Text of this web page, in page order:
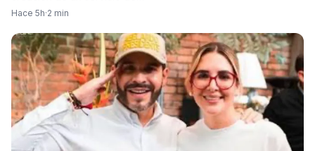
Hace 5h·2 min